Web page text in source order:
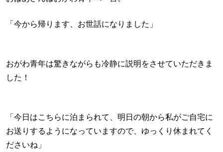
「今から帰ります、お世話になりました」
おがわ青年は驚きながらも冷静に説明をさせていただきま
した！
「今日はこちらに泊まられて、明日の朝から私がご自宅に
お送りするようになっていますので、ゆっくり休まれてく
ださいね」